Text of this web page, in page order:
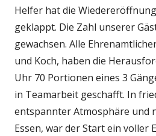
Helfer hat die
geklappt. Die Zahl unserer
gewachsen. Alle
und Koch, haben die
Uhr 70 Portionen eines 3
in Teamarbeit geschafft. In
entspannter Atmosphäre und
Essen, war der Start ein voller